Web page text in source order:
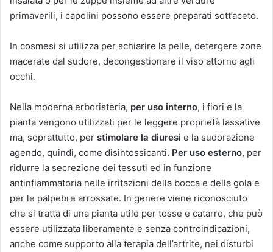
primaverili, i capolini possono essere preparati sott’aceto.
In cosmesi si utilizza per schiarire la pelle, detergere zone
macerate dal sudore, decongestionare il viso attorno agli
occhi.
Nella moderna erboristeria, per uso interno, i fiori e la
pianta vengono utilizzati per le leggere proprietà lassative
ma, soprattutto, per stimolare la diuresi e la sudorazione
agendo, quindi, come disintossicanti. Per uso esterno, per
ridurre la secrezione dei tessuti ed in funzione
antinfiammatoria nelle irritazioni della bocca e della gola e
per le palpebre arrossate. In genere viene riconosciuto
che si tratta di una pianta utile per tosse e catarro, che può
essere utilizzata liberamente e senza controindicazioni,
anche come supporto alla terapia dell’artrite, nei disturbi